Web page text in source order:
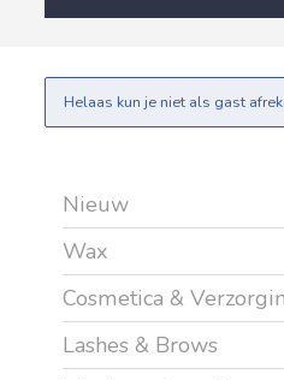
Helaas kun je niet als gast
Nieuw
Wax
Cosmetica &
Lashes & Brows